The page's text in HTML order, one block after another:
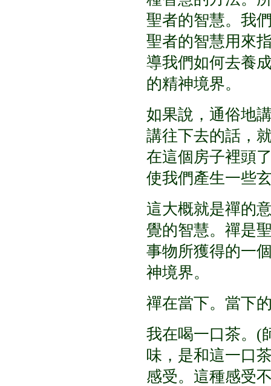
聖者的智慧。我
聖者的智慧用來
導我們如何去養
的精神境界。
如果說，通俗地
講往下去的話，
在這個房子裡頭
使我們產生一些
這大概就是禪的
覺的智慧。禪是
事物所獲得的一
神境界。
禪在當下。當下
我在喝一口茶。 (
味，是和這一口
感受。這種感受